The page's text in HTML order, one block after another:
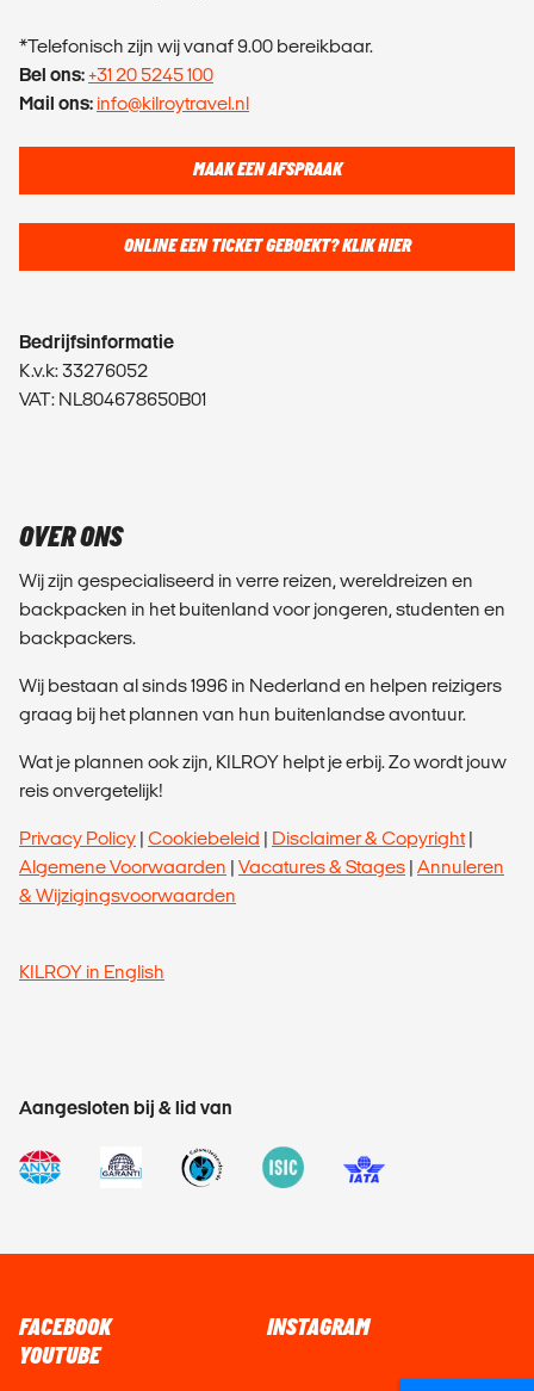
*Telefonisch zijn wij vanaf 9.00 bereikbaar.
Bel ons:+31 20 5245 100
Mail ons: info@kilroytravel.nl
MAAK EEN AFSPRAAK
ONLINE EEN TICKET GEBOEKT? KLIK HIER
Bedrijfsinformatie
K.v.k: 33276052
VAT: NL804678650B01
OVER ONS
Wij zijn gespecialiseerd in verre reizen, wereldreizen en
backpacken in het buitenland voor jongeren, studenten en
backpackers.
Wij bestaan al sinds 1996 in Nederland en helpen reizigers
graag bij het plannen van hun buitenlandse avontuur.
Wat je plannen ook zijn, KILROY helpt je erbij. Zo wordt jouw
reis onvergetelijk!
Privacy Policy | Cookiebeleid | Disclaimer & Copyright|
Algemene Voorwaarden | Vacatures & Stages | Annuleren
& Wijzigingsvoorwaarden
KILROY in English
Aangesloten bij & lid van
FACEBOOK
INSTAGRAM
YOUTUBE